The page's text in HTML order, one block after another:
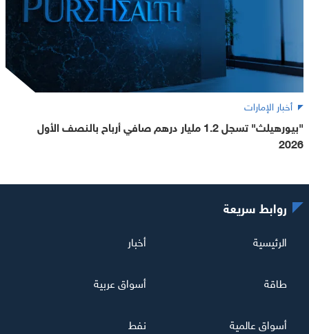
أخبار الإمارات
"بيورهيلث" تسجل 1.2 مليار درهم صافي أرباح بالنصف الأول
2026
روابط سريعة
الرئيسية أخبار
طاقة أسواق عربية
أسواق عالمية نفط